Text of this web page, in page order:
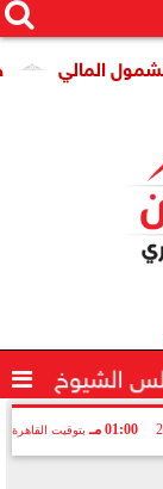
هبة
الشيوخ 
01:00 مـ بتوقيت القاهرة